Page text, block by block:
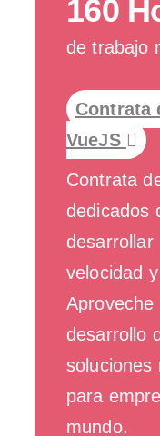
160
de trabajo
Contrata
VueJS
Contrata
dedicados
desarrollar
velocidad
Aproveche
desarrollo
soluciones
para
mundo.